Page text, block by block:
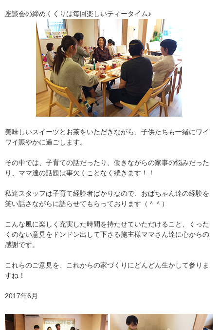
座談会の締めくくりは毎回楽しいティータイム♪
美味しいスイーツとお茶をいただきながら、子供たちも一緒にワイ
ワイ賑やかに過ごします。
その中では、子育ての話だったり、働きながらの家事の悩みだった
り、ママ達の話題は事欠くことなく続きます！！
私達スタッフは子育て経験者ばかりなので、おばちゃん達の経験を
笑い話さながらに語らせてもらっております（＾＾）
こんな風に楽しく充実した時間を持たせていただけること、くった
くのない意見をドンドン出して下さる施主様ママさん達に心からの
感謝です。
これらのご意見を、これからの家づくりにどんどん生かして参りま
すね！
2017年6月